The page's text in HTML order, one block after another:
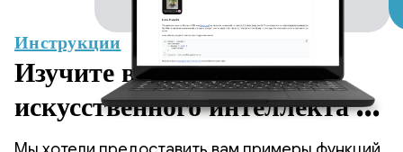
Инструкции
Изучите возможности
искусственного интеллекта на
Android с помощью нашего